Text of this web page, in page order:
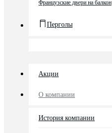
Французские двери на балкон
Перголы
Акции
О компании
История компании